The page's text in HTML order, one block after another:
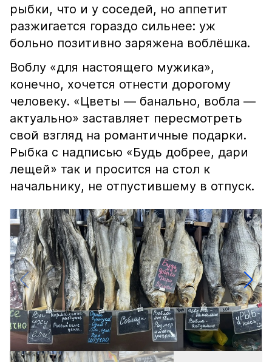
рыбки, что и у соседей, но аппетит
разжигается гораздо сильнее: уж
больно позитивно заряжена воблёшка.
Воблу «для настоящего мужика»,
конечно, хочется отнести дорогому
человеку. «Цветы — банально, вобла —
актуально» заставляет пересмотреть
свой взгляд на романтичные подарки.
Рыбка с надписью «Будь добрее, дари
лещей» так и просится на стол к
начальнику, не отпустившему в отпуск.